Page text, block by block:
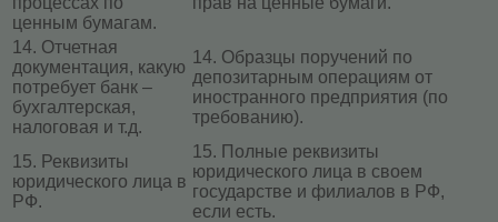
ценным бумагам.
14. Отчетная
документация, какую
потребует банк –
бухгалтерская,
налоговая и т.д.
14. Образцы поручений по
депозитарным операциям от
иностранного предприятия (по
требованию).
15. Реквизиты
юридического лица в
РФ.
15. Полные реквизиты
юридического лица в своем
государстве и филиалов в РФ,
если есть.